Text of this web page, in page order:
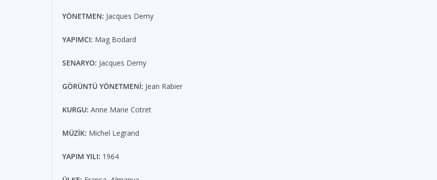
YÖNETMEN: Jacques Demy
YAPIMCI: Mag Bodard
SENARYO: Jacques Demy
GÖRÜNTÜ YÖNETMENİ: Jean Rabier
KURGU: Anne Marie Cotret
MÜZİK: Michel Legrand
YAPIM YILI: 1964